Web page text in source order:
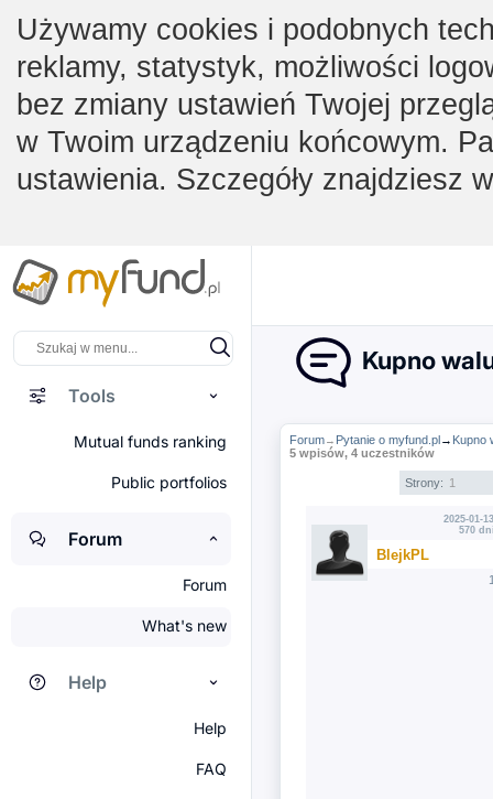
Używamy cookies i podobnych
reklamy, statystyk, możliwości
bez zmiany ustawień Twojej
w Twoim urządzeniu końcowym.
ustawienia. Szczegóły znajdziesz
Tools
Mutual funds ranking
Public portfolios
Forum
Forum
What's new
Help
Help
FAQ
Kupno
Forum→ Pytanie o myfund.pl→ Kupno
5 wpisów, 4 uczestników
Strony: 1
2025-01-
570
BlejkPL